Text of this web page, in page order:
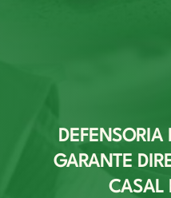
DEFENSORIA
GARANTE
CASAL